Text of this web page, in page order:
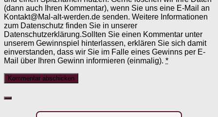
(dann auch Ihren Kommentar), wenn Sie uns eine E-Mail an
Kontakt@Mal-alt-werden.de senden. Weitere Informationen
zum Datenschutz finden Sie in unserer
Datenschutzerklärung.Sollten Sie einen Kommentar unter
unserem Gewinnspiel hinterlassen, erklären Sie sich damit
einverstanden, dass wir Sie im Falle eines Gewinns per E-
Mail über Ihren Gewinn informieren (einmalig). *